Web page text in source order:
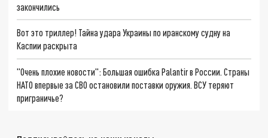
закончились
Вот это триллер! Тайна удара Украины по иранскому судну на
Каспии раскрыта
"Очень плохие новости": Большая ошибка Palantir в России. Страны
НАТО впервые за СВО остановили поставки оружия. ВСУ теряют
приграничье?